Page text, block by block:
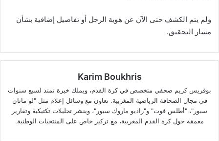
ولم يتم الكشف حتى الآن عن هوية الرجل أو تفاصيل إضافية بشأن
مسار التحقيق.
Karim Boukhris
بوقريس كريم صحفي متخصص في كرة القدم، ويملك خبرة تمتد لسبع سنوات
في مجال الصحافة الرياضية المغربية. تعاون مع وسائل إعلام مثل "لو ماتان
سبور"، "أطلس فوت" و"راديو ماروك سبور"، وينشر تحليلات تكتيكية وتقارير
معمقة حول كرة القدم المغربية، مع تركيز خاص على المنتخبات الوطنية.